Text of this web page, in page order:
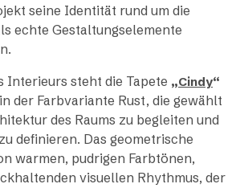
seine Identität rund um die
echte Gestaltungselemente
Interieurs steht die Tapete „Cindy“
der Farbvariante Rust, die gewählt
des Raums zu begleiten und
definieren. Das geometrische
warmen, pudrigen Farbtönen,
visuellen Rhythmus, der